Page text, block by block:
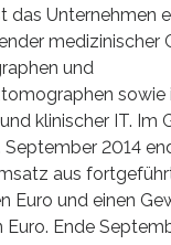
das Unternehmen
medizinischer
und
sowie
klinischer IT. Im
September 2014
aus
Euro und einen
Euro. Ende